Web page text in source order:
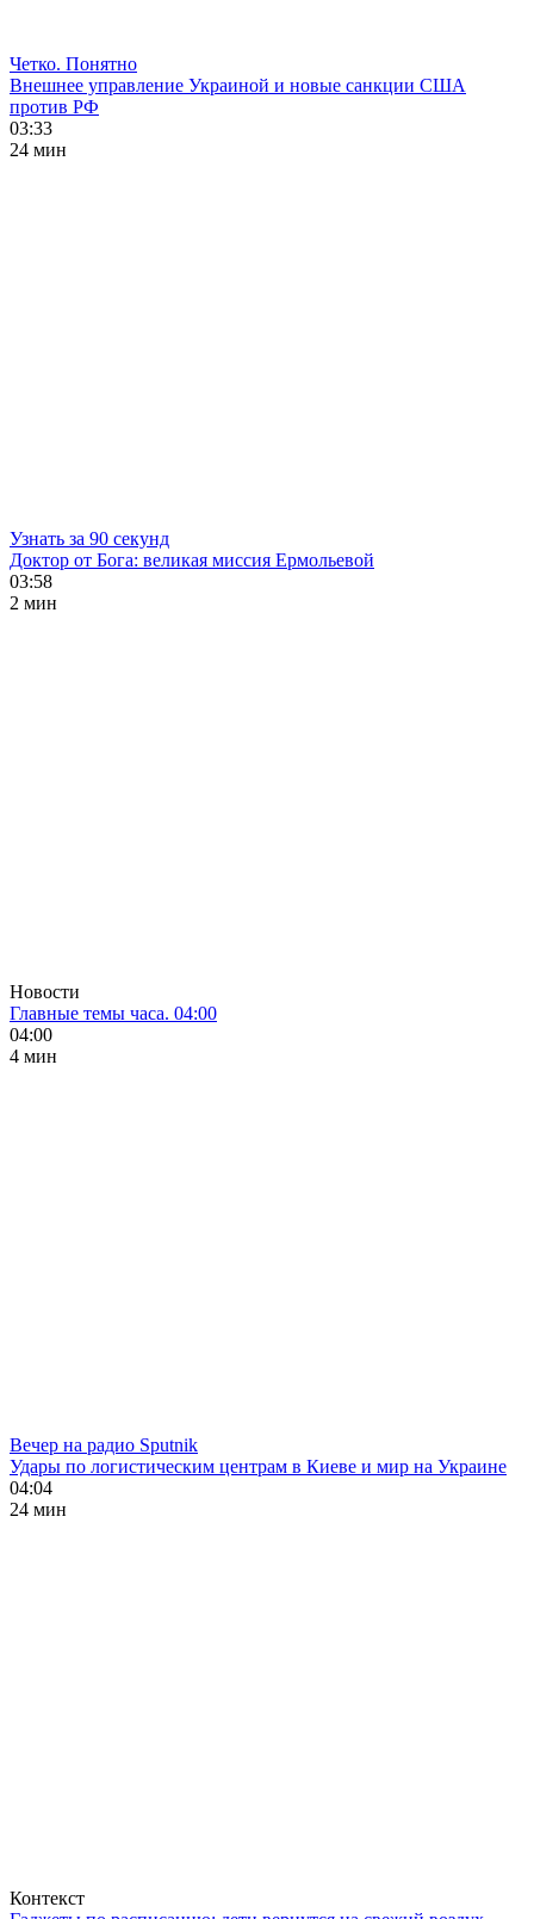
Четко. Понятно
Внешнее управление Украиной и новые санкции США
против РФ
03:33
24 мин
Узнать за 90 секунд
Доктор от Бога: великая миссия Ермольевой
03:58
2 мин
Новости
Главные темы часа. 04:00
04:00
4 мин
Вечер на радио Sputnik
Удары по логистическим центрам в Киеве и мир на Украине
04:04
24 мин
Контекст